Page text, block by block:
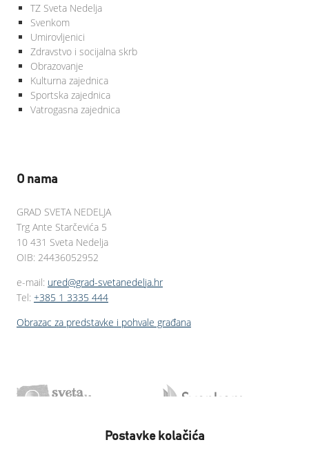
TZ Sveta Nedelja
Svenkom
Umirovljenici
Zdravstvo i socijalna skrb
Obrazovanje
Kulturna zajednica
Sportska zajednica
Vatrogasna zajednica
O nama
GRAD SVETA NEDELJA
Trg Ante Starčevića 5
10 431 Sveta Nedelja
OIB: 24436052952
e-mail: ured@grad-svetanedelja.hr
Tel: +385 1 3335 444
Obrazac za predstavke i pohvale građana
Postavke kolačića